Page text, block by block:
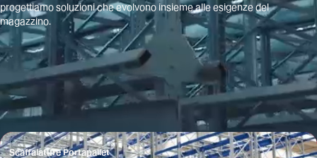
progettiamo soluzioni che evolvono insieme alle esigenze del
magazzino.
Scaffalature Portapallet